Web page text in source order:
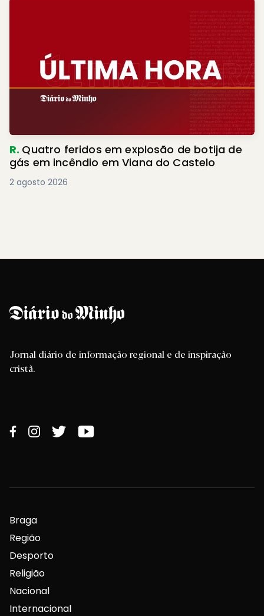
R. Quatro feridos em explosão de botija de
gás em incêndio em Viana do Castelo
2 agosto 2026
Jornal diário de informação regional e de inspiração
cristã.
Braga
Região
Desporto
Religião
Nacional
Internacional